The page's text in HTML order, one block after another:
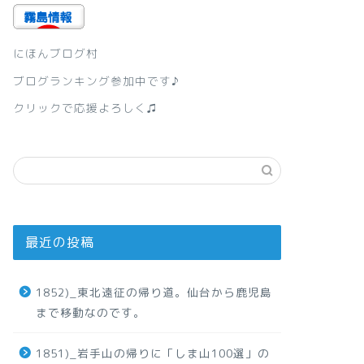
にほんブログ村
ブログランキング参加中です♪
クリックで応援よろしく♫
最近の投稿
1852)_東北遠征の帰り道。仙台から鹿児島
まで移動なのです。
1851)_岩手山の帰りに「しま山100選」の